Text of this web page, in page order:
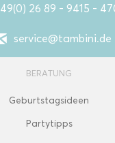
26 89 - 9415 -
service@tambini.de
BERATUNG
Geburtstagsideen
Partytipps